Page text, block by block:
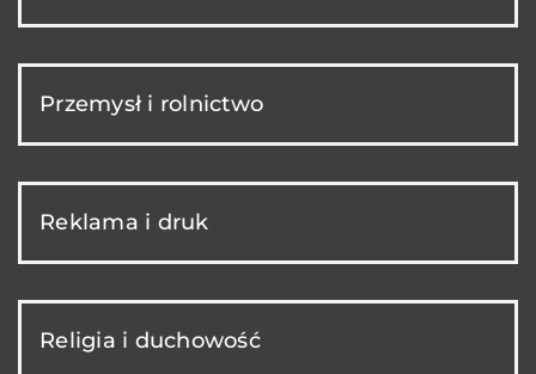
Przemysł i rolnictwo
Reklama i druk
Religia i duchowość